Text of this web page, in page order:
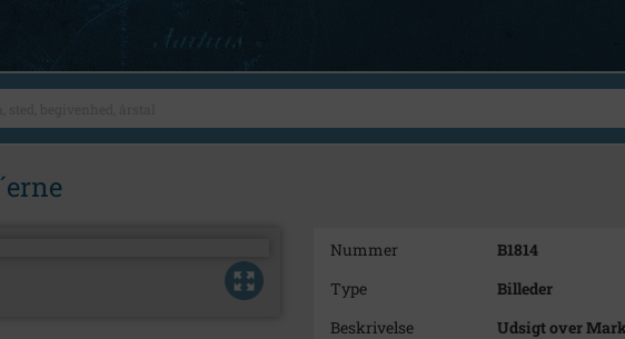
Nummer
B1814
Type
Billeder
Beskrivelse
Udsigt over